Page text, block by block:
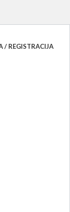
/ REGISTRACIJA